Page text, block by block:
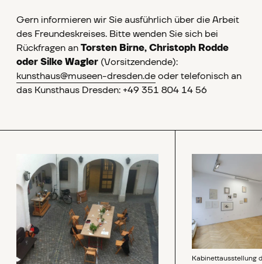
Gern informieren wir Sie ausführlich über die Arbeit
des Freundeskreises. Bitte wenden Sie sich bei
Rückfragen an Torsten Birne, Christoph Rodde
oder Silke Wagler (Vorsitzendende):
kunsthaus@museen-dresden.de oder telefonisch an
das Kunsthaus Dresden: +49 351 804 14 56
Kabinettausstellung